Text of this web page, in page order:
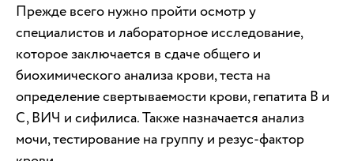
Прежде всего нужно пройти осмотр у
специалистов и лабораторное исследование,
которое заключается в сдаче общего и
биохимического анализа крови, теста на
определение свертываемости крови, гепатита В и
С, ВИЧ и сифилиса. Также назначается анализ
мочи, тестирование на группу и резус-фактор